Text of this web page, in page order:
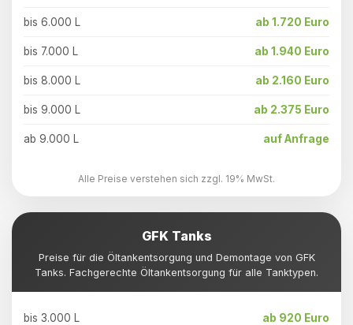
bis 6.000 L ab 1.720 Euro
bis 7.000 L ab 1.940 Euro
bis 8.000 L ab 2.160 Euro
bis 9.000 L ab 2.375 Euro
ab 9.000 L auf Anfrage
Alle Preise verstehen sich zzgl. 19% MwSt.
GFK Tanks
Preise für die Öltankentsorgung und Demontage von GFK
Tanks. Fachgerechte Öltankentsorgung für alle Tanktypen.
bis 3.000 L ab 920 Euro